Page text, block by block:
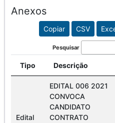
Anexos
Copiar CSV
Pesquisar
Tipo Descrição
Edital
EDITAL 006 2021
CONVOCA
CANDIDATO
CONTRATO